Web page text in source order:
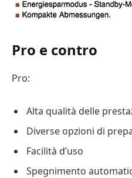
Pro e contro
Pro:
Alta qualità delle
Diverse opzioni di
Facilità d’uso
Spegnimento